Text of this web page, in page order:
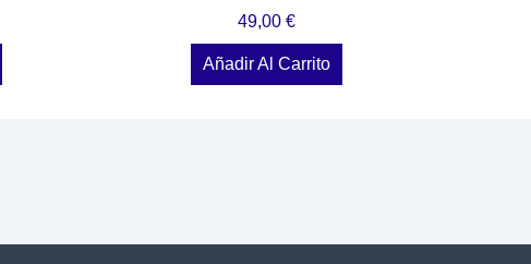
49,00 €
Añadir Al Carrito